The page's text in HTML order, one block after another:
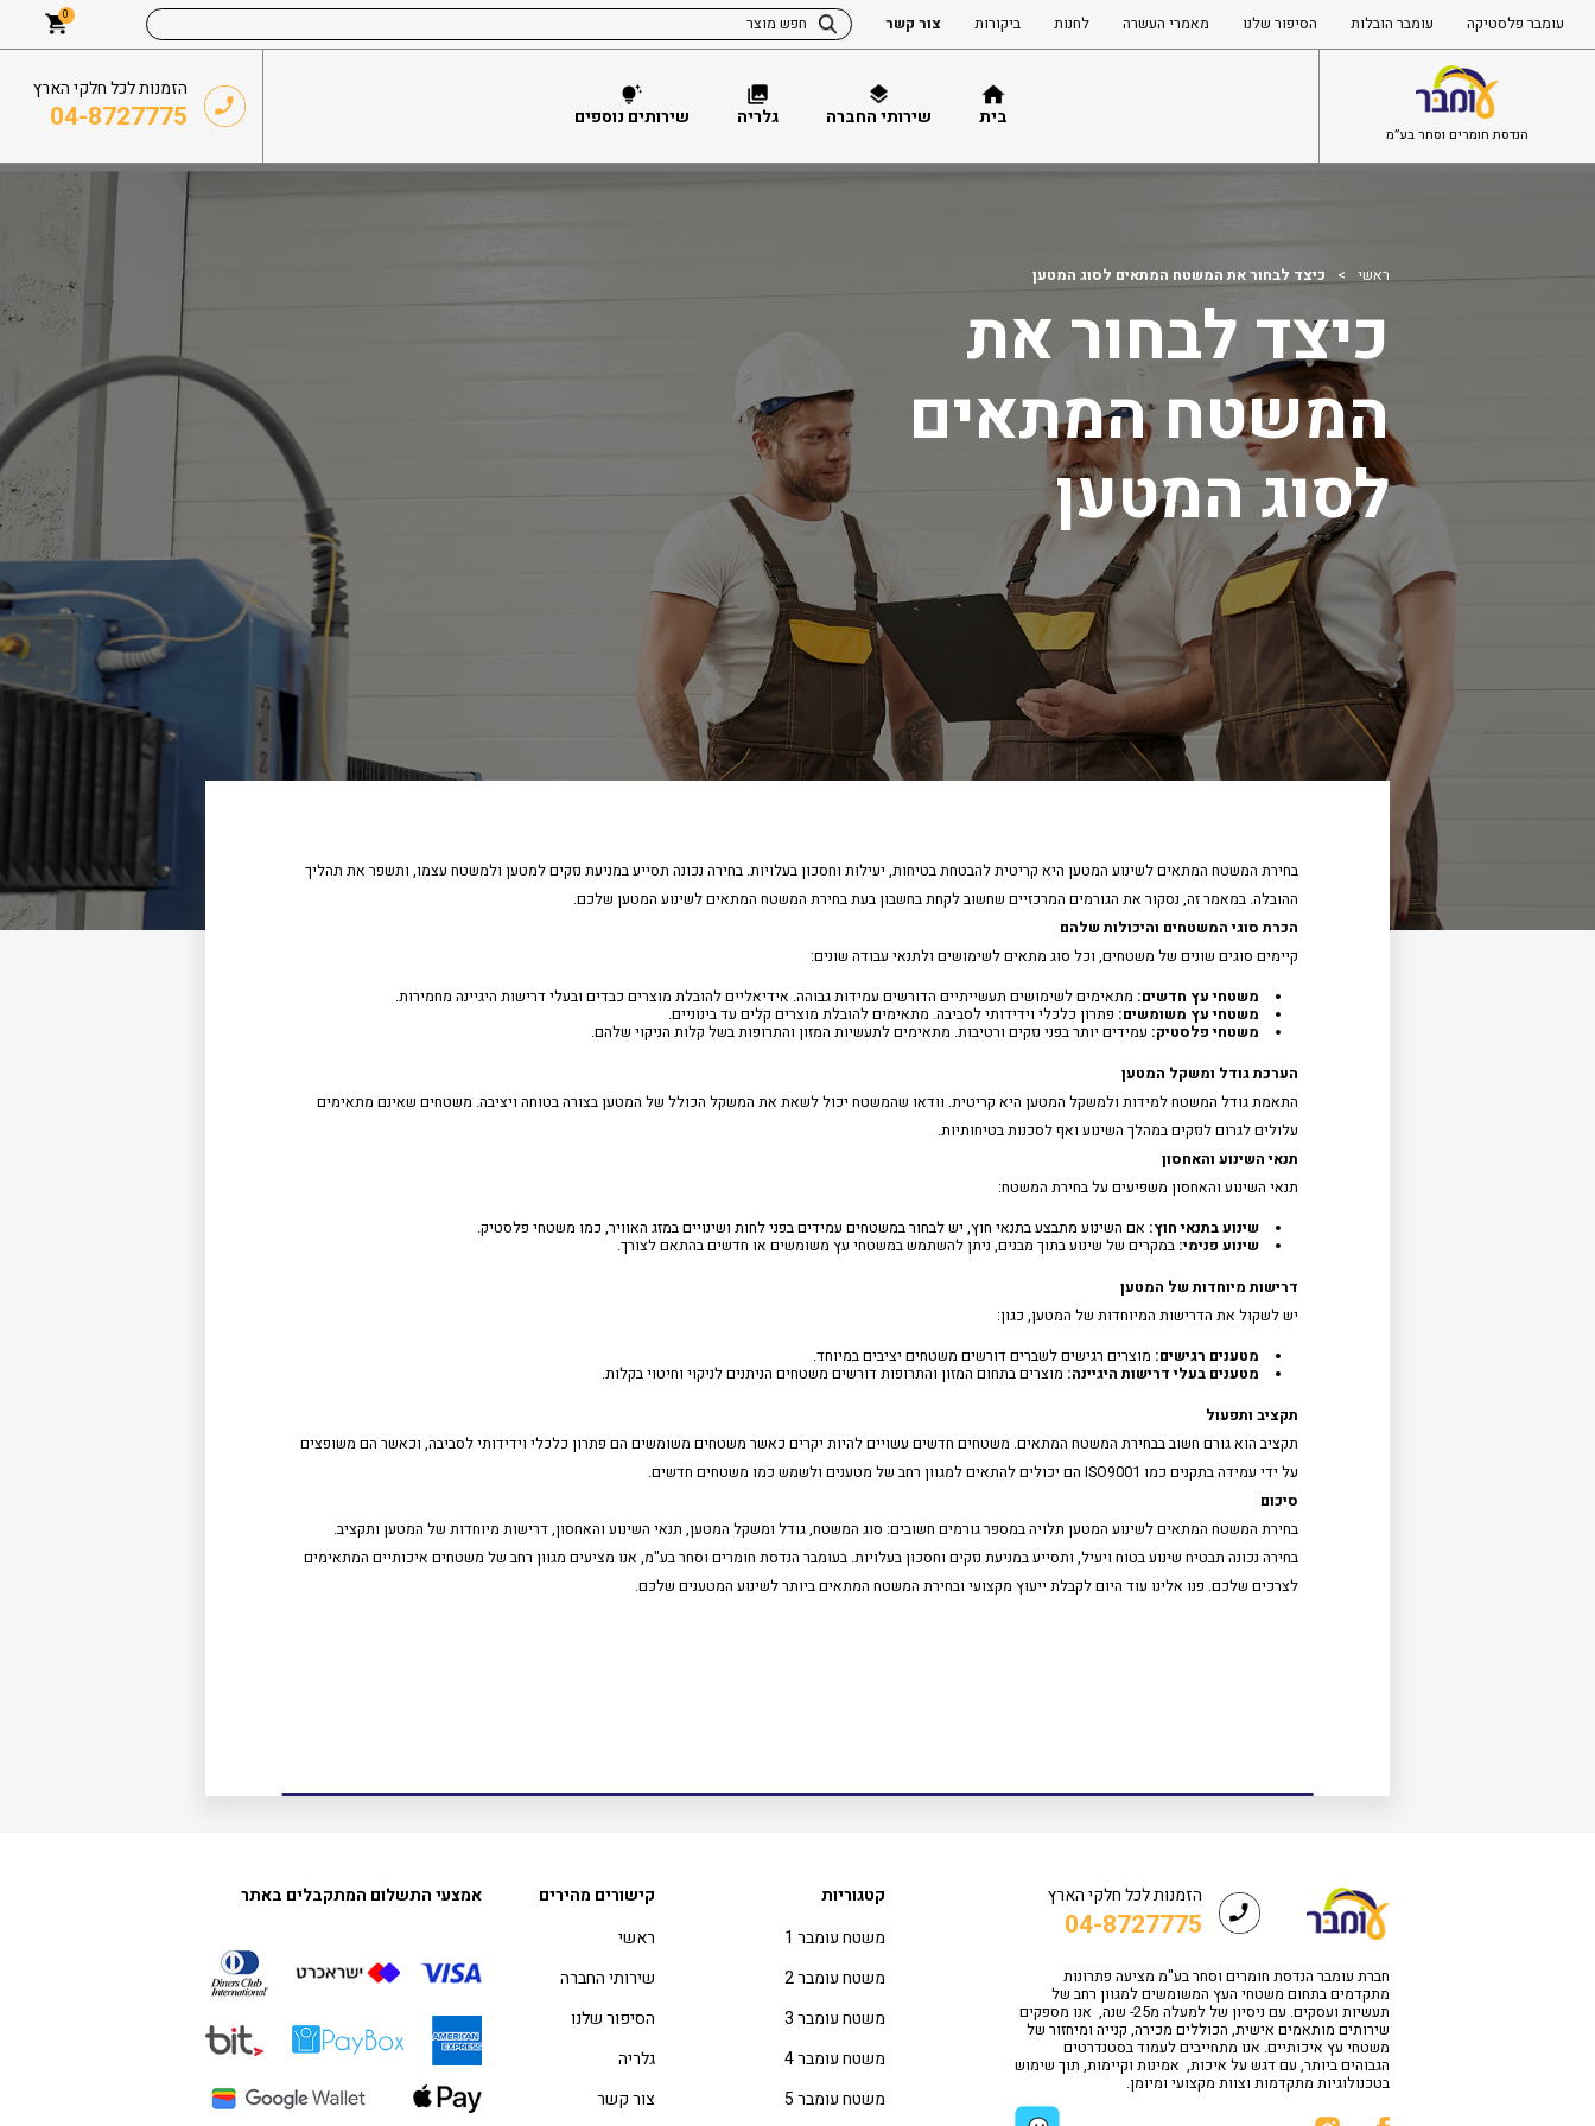
עומבר פלסטיקה עומבר הובלות הסיפור שלנו מאמרי העשרה לחנות ביקורות צור קשר 0
הנדסת חומרים וסחר בע”מ
בית שירותי החברה גלריה שירותים נוספים
הזמנות לכל חלקי הארץ
04-8727775
ראשי > כיצד לבחור את המשטח המתאים לסוג המטען
כיצד לבחור את
המשטח המתאים
לסוג המטען
בחירת המשטח המתאים לשינוע המטען היא קריטית להבטחת בטיחות, יעילות וחסכון בעלויות. בחירה נכונה תסייע במניעת נזקים למטען ולמשטח עצמו, ותשפר את תהליך
ההובלה. במאמר זה, נסקור את הגורמים המרכזיים שחשוב לקחת בחשבון בעת בחירת המשטח המתאים לשינוע המטען שלכם.
הכרת סוגי המשטחים והיכולות שלהם
קיימים סוגים שונים של משטחים, וכל סוג מתאים לשימושים ולתנאי עבודה שונים:
משטחי עץ חדשים: מתאימים לשימושים תעשייתיים הדורשים עמידות גבוהה. אידיאליים להובלת מוצרים כבדים ובעלי דרישות היגיינה מחמירות.
משטחי עץ משומשים: פתרון כלכלי וידידותי לסביבה. מתאימים להובלת מוצרים קלים עד בינוניים.
משטחי פלסטיק: עמידים יותר בפני נזקים ורטיבות. מתאימים לתעשיות המזון והתרופות בשל קלות הניקוי שלהם.
הערכת גודל ומשקל המטען
התאמת גודל המשטח למידות ולמשקל המטען היא קריטית. וודאו שהמשטח יכול לשאת את המשקל הכולל של המטען בצורה בטוחה ויציבה. משטחים שאינם מתאימים
עלולים לגרום לנזקים במהלך השינוע ואף לסכנות בטיחותיות.
תנאי השינוע והאחסון
תנאי השינוע והאחסון משפיעים על בחירת המשטח:
שינוע בתנאי חוץ: אם השינוע מתבצע בתנאי חוץ, יש לבחור במשטחים עמידים בפני לחות ושינויים במזג האוויר, כמו משטחי פלסטיק.
שינוע פנימי: במקרים של שינוע בתוך מבנים, ניתן להשתמש במשטחי עץ משומשים או חדשים בהתאם לצורך.
דרישות מיוחדות של המטען
יש לשקול את הדרישות המיוחדות של המטען, כגון:
מטענים רגישים: מוצרים רגישים לשברים דורשים משטחים יציבים במיוחד.
מטענים בעלי דרישות היגיינה: מוצרים בתחום המזון והתרופות דורשים משטחים הניתנים לניקוי וחיטוי בקלות.
תקציב ותפעול
תקציב הוא גורם חשוב בבחירת המשטח המתאים. משטחים חדשים עשויים להיות יקרים כאשר משטחים משומשים הם פתרון כלכלי וידידותי לסביבה, וכאשר הם משופצים
על ידי עמידה בתקנים כמו ISO9001 הם יכולים להתאים למגוון רחב של מטענים ולשמש כמו משטחים חדשים.
סיכום
בחירת המשטח המתאים לשינוע המטען תלויה במספר גורמים חשובים: סוג המשטח, גודל ומשקל המטען, תנאי השינוע והאחסון, דרישות מיוחדות של המטען ותקציב.
בחירה נכונה תבטיח שינוע בטוח ויעיל, ותסייע במניעת נזקים וחסכון בעלויות. בעומבר הנדסת חומרים וסחר בע"מ, אנו מציעים מגוון רחב של משטחים איכותיים המתאימים
לצרכים שלכם. פנו אלינו עוד היום לקבלת ייעוץ מקצועי ובחירת המשטח המתאים ביותר לשינוע המטענים שלכם.
הזמנות לכל חלקי הארץ
04-8727775
חברת עומבר הנדסת חומרים וסחר בע"מ מציעה פתרונות
מתקדמים בתחום משטחי העץ המשומשים למגוון רחב של
תעשיות ועסקים. עם ניסיון של למעלה מ25- שנה, אנו מספקים
שירותים מותאמים אישית, הכוללים מכירה, קנייה ומיחזור של
משטחי עץ איכותיים. אנו מתחייבים לעמוד בסטנדרטים
הגבוהים ביותר, עם דגש על איכות, אמינות וקיימות, תוך שימוש
בטכנולוגיות מתקדמות וצוות מקצועי ומיומן.
קטגוריות
משטח עומבר 1
משטח עומבר 2
משטח עומבר 3
משטח עומבר 4
משטח עומבר 5
קישורים מהירים
ראשי
שירותי החברה
הסיפור שלנו
גלריה
צור קשר
אמצעי התשלום המתקבלים באתר